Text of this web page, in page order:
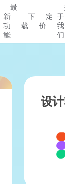
最
新
功
能
下
载
定
价
于
我
们
设